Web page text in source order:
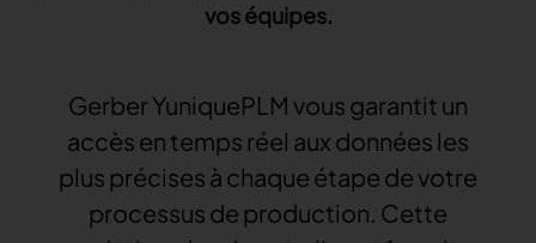
Nos solutions
Précédent
Nos solutions Fashion
Content hub
Explore our content
Partenaires
FAQ
Précédent
Lectra pour l'Automobile
Nos solutions
Précédent
Nos solutions pour l'Automobile
Content hub
Précédent
Ameublement
Lectra pour l'Ameublement
Nos solutions
Content hub
Précédent
Plus d'industries
Lectra et plus d'industries
Nos solutions
Précédent
Contact
vos équipes.
Gerber YuniquePLM vous garantit un
accès en temps réel aux données les
plus précises à chaque étape de votre
processus de production. Cette